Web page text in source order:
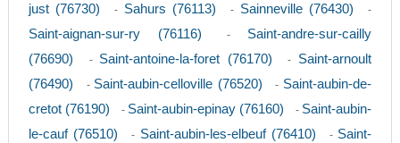
just (76730)
- Sahurs (76113) - Sainneville (76430) -
Saint-aignan-sur-ry (76116) - Saint-andre-sur-cailly
(76690)
- Saint-antoine-la-foret (76170) - Saint-arnoult
(76490)
- Saint-aubin-celloville (76520) - Saint-aubin-de-
cretot (76190)
- Saint-aubin-epinay (76160) - Saint-aubin-
le-cauf (76510)
- Saint-aubin-les-elbeuf (76410) - Saint-